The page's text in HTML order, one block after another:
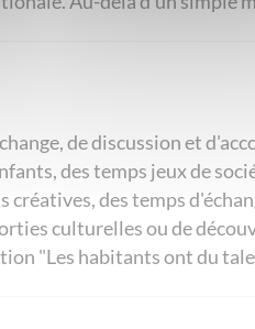
de discussion et
des temps jeux de
des temps
culturelles ou de
"Les habitants ont du